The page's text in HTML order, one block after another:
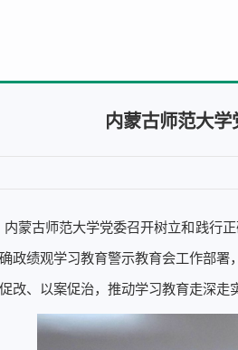
内蒙古师范大
蒙古师范大学党委召开树立和践行
政绩观学习教育警示教育会工作部
改、以案促治，推动学习教育走深走